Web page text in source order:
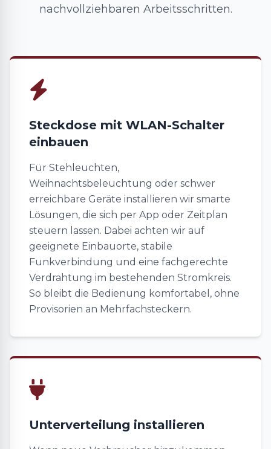
nachvollziehbaren Arbeitsschritten.
Steckdose mit WLAN-Schalter
einbauen
Für Stehleuchten,
Weihnachtsbeleuchtung oder schwer
erreichbare Geräte installieren wir smarte
Lösungen, die sich per App oder Zeitplan
steuern lassen. Dabei achten wir auf
geeignete Einbauorte, stabile
Funkverbindung und eine fachgerechte
Verdrahtung im bestehenden Stromkreis.
So bleibt die Bedienung komfortabel, ohne
Provisorien an Mehrfachsteckern.
Unterverteilung installieren